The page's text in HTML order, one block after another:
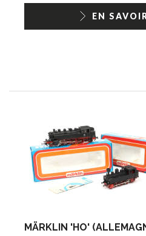
EN
MÄRKLIN 'HO'